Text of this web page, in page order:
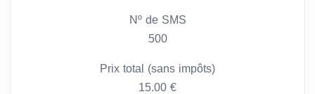
Nº de SMS
500
Prix total (sans impôts)
15.00 €